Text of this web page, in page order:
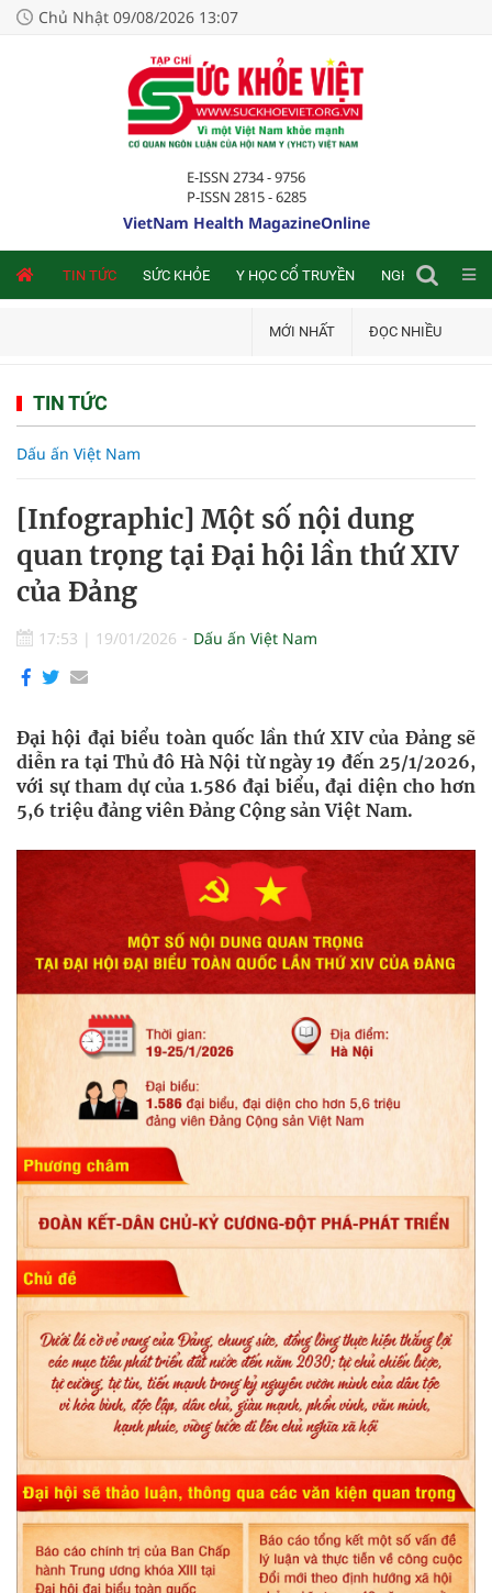
Chủ Nhật 09/08/2026 13:07
E-ISSN 2734 - 9756
P-ISSN 2815 - 6285
VietNam Health MagazineOnline
TIN TỨC SỨC KHỎE Y HỌC CỔ TRUYỀN NGHIÊN CỨU
MỚI NHẤT ĐỌC NHIỀU
TIN TỨC
Dấu ấn Việt Nam
[Infographic] Một số nội dung
quan trọng tại Đại hội lần thứ XIV
của Đảng
17:53 | 19/01/2026 Dấu ấn Việt Nam
Đại hội đại biểu toàn quốc lần thứ XIV của Đảng sẽ
diễn ra tại Thủ đô Hà Nội từ ngày 19 đến 25/1/2026,
với sự tham dự của 1.586 đại biểu, đại diện cho hơn
5,6 triệu đảng viên Đảng Cộng sản Việt Nam.